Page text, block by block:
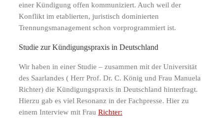
einer Kündigung offen kommuniziert. Auch weil der
Konflikt im etablierten, juristisch dominierten
Trennungsmanagement schon vorprogrammiert ist.
Studie zur Kündigungspraxis in Deutschland
Wir haben in einer Studie – zusammen mit der Universität
des Saarlandes ( Herr Prof. Dr. C. König und Frau Manuela
Richter) die Kündigungspraxis in Deutschland hinterfragt.
Hierzu gab es viel Resonanz in der Fachpresse. Hier zu
einem Interview mit Frau Richter: